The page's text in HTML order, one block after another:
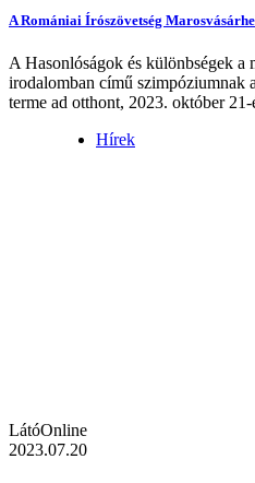
A Romániai Írószövetség
A Hasonlóságok és különbségek a
irodalomban című szimpóziumnak
terme ad otthont, 2023. október 21-
Hírek
LátóOnline
2023.07.20